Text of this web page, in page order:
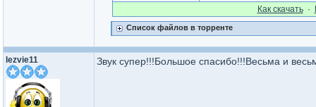
Как cкачать·
Список файлов в торренте
lezvie11 Звук супер!!!Большое спасибо!!!Весьма и